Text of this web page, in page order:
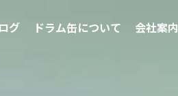
グ ドラム缶について 会社案内